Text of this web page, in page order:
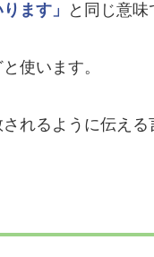
ます」 と同じ意味
使います。
れるように伝える